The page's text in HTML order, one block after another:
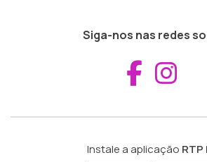
Siga-nos nas redes
Instale a aplicação RTP